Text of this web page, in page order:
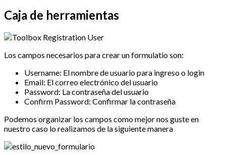
Caja de herramientas
Los campos necesarios para crear un formulatio son:
Username: El nombre de usuario para ingreso o login
Email: El correo electrónico del usuario
Password: La contraseña del usuario
Confirm Password: Confirmar la contraseña
Podemos organizar los campos como mejor nos guste en
nuestro caso lo realizamos de la siguiente manera